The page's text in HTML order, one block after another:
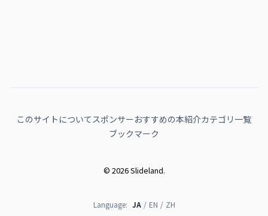
このサイトについてスポンサーおすすめの本紹介カテゴリ一覧
ブックマーク
© 2026 Slideland.
Language: JA / EN / ZH